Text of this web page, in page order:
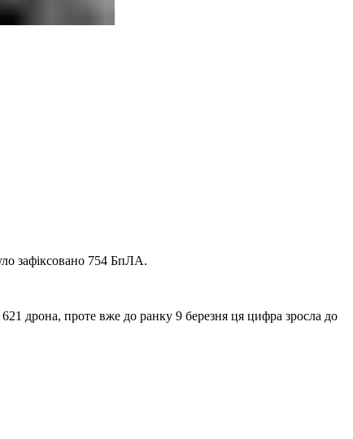
зафіксовано 754 БпЛА.
дрона, проте вже до ранку 9 березня ця цифра зросла до